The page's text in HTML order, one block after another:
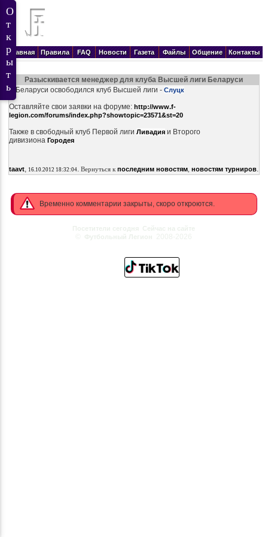
Главная Правила FAQ Новости Газета Файлы Общение Контакты
Разыскивается менеджер для клуба Высшей лиги Беларуси
В Беларуси освободился клуб Высшей лиги - Слуцк
Оставляйте свои заявки на форуме: http://www.f-
legion.com/forums/index.php?showtopic=23571&st=20
Также в свободный клуб Первой лиги Ливадияи Второго
дивизиона Городея
taavt, 16.10.2012 18:32:04. Вернуться к последним новостям, новостям турниров.
Временно комментарии закрыты, скоро откроются.